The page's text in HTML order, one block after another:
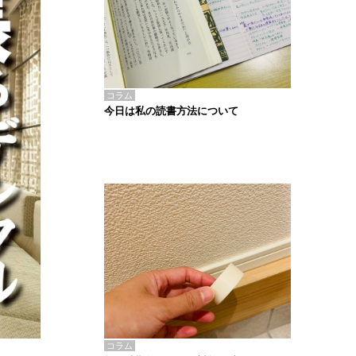
コラム
今日は私の読書方法について
コラム